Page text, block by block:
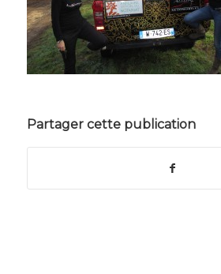
Partager cette publication